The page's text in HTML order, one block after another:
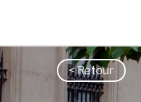
< Retour